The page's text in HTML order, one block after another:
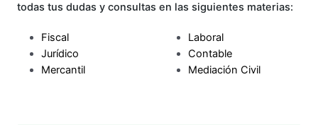
todas tus dudas y consultas en las siguientes materias:
Fiscal
Jurídico
Mercantil
Laboral
Contable
Mediación Civil